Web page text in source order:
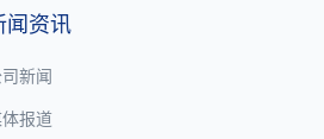
闻资讯
新闻
报道